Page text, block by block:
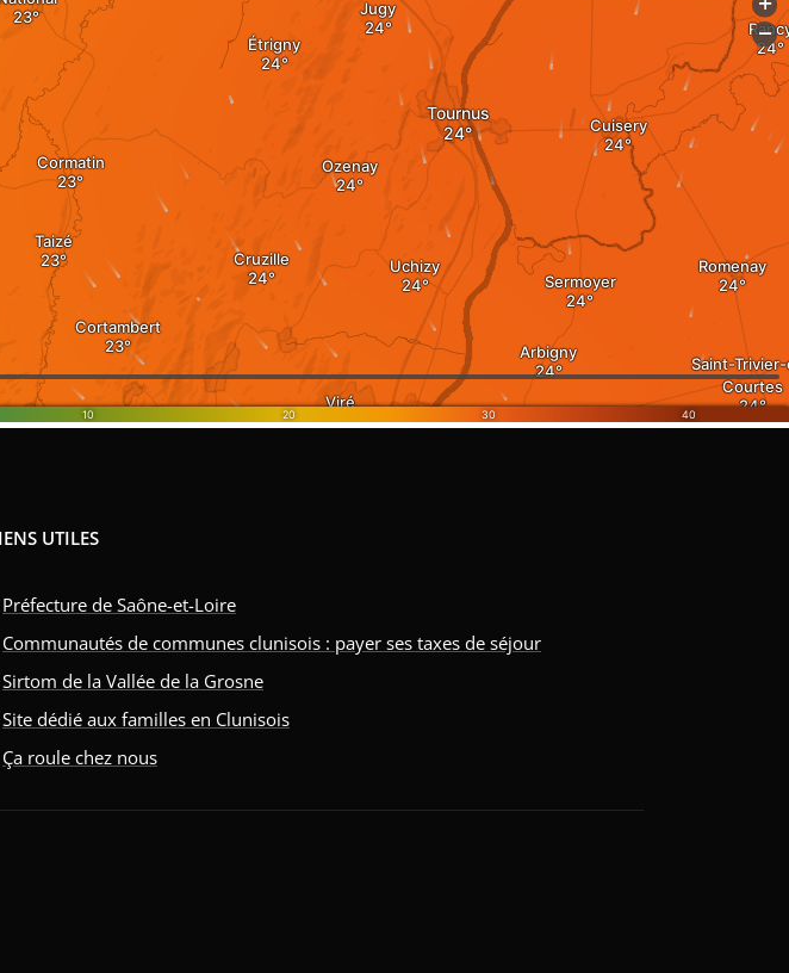
UTILES
Préfecture de Saône-et-Loire
Communautés de communes clunisois : payer ses taxes de séjour
Sirtom de la Vallée de la Grosne
Site dédié aux familles en Clunisois
Ça roule chez nous